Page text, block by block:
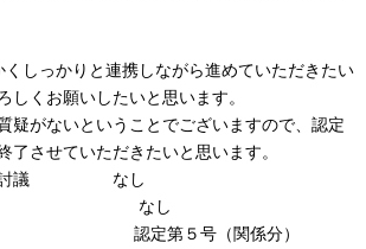
しっかりと連携しながら進めていただきたい
しくお願いしたいと思います。
疑がないということでございますので、認定
了させていただきたいと思います。
議 なし
なし
定第５号（関係分）